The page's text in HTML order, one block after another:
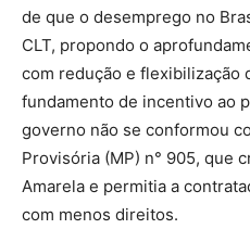
de que o desemprego no
CLT, propondo o
com redução e flexibilização
fundamento de incentivo ao
governo não se conformou
Provisória (MP) n° 905, que
Amarela e permitia a
com menos direitos.